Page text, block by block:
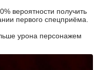
вероятности получить
первого спецприёма.
урона персонажем